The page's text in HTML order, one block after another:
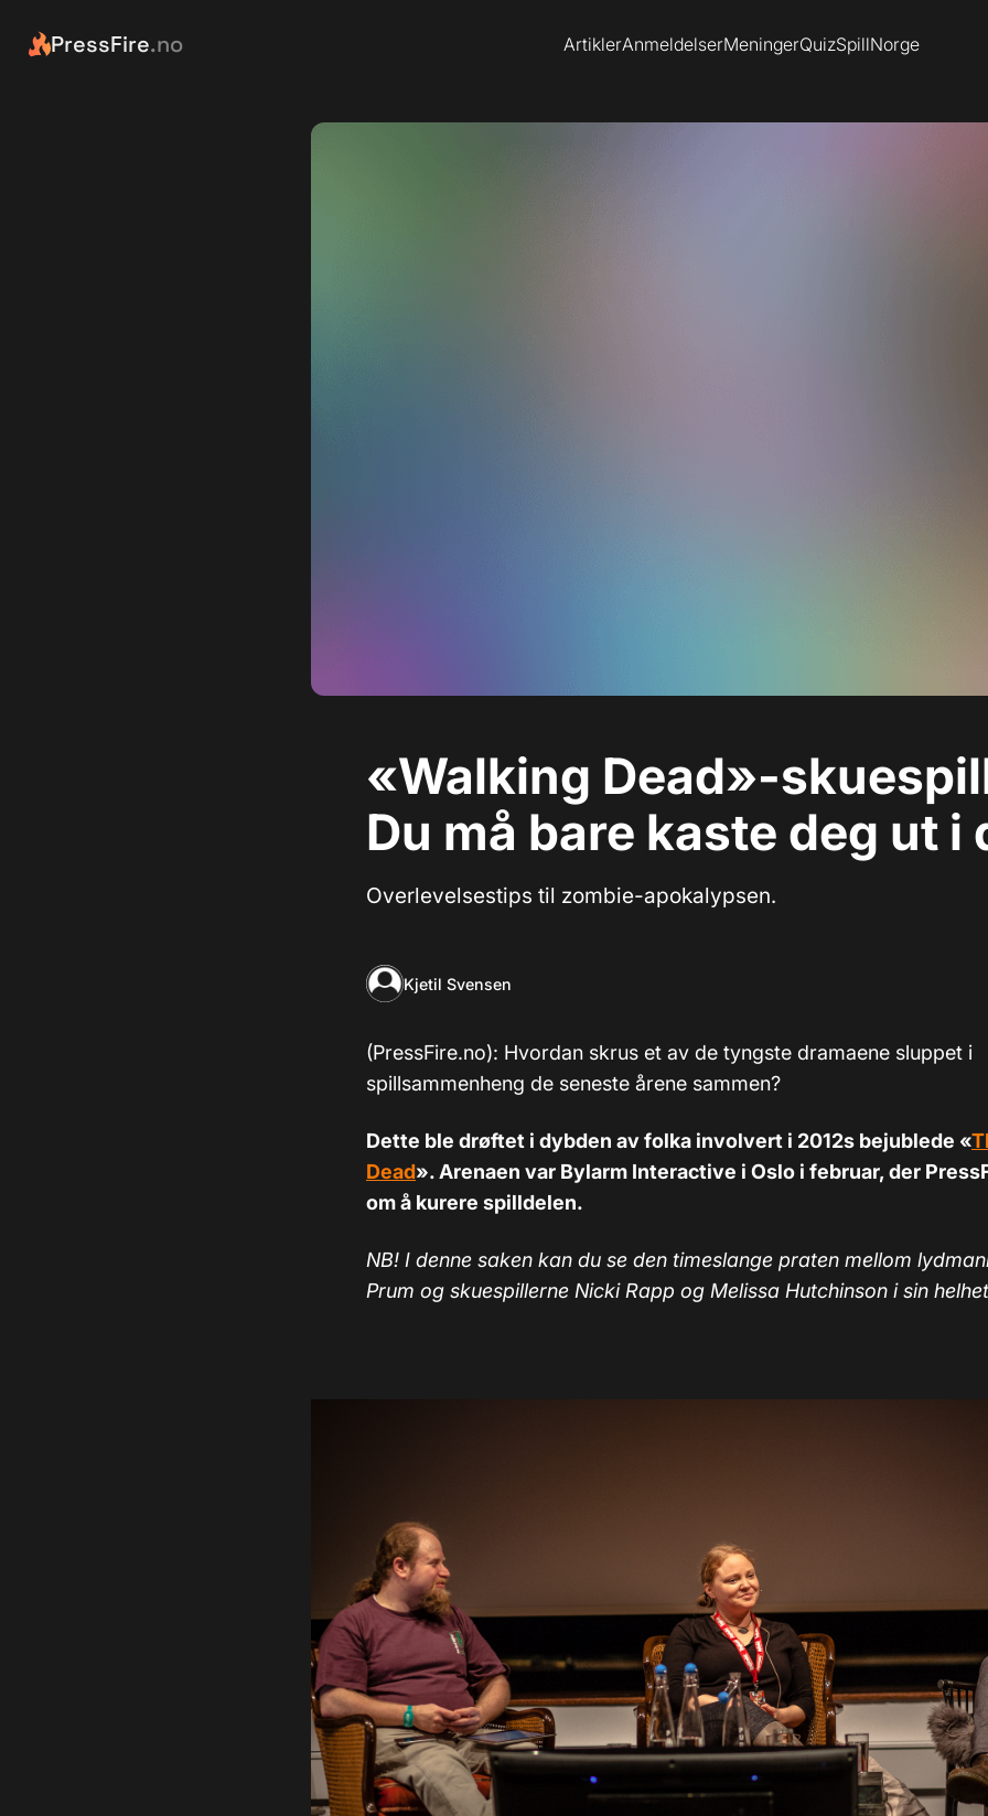
PressFire.no ArtiklerAnmeldelserMeningerQuizSpillNorge
«Walking Dead»-
Du må bare kaste deg ut i
Overlevelsestips til zombie-apokalypsen.
Kjetil Svensen
(PressFire.no): Hvordan skrus et av de tyngste dramaene sluppet i
spillsammenheng de seneste årene sammen?
Dette ble drøftet i dybden av folka involvert i 2012s bejublede «
Dead». Arenaen var Bylarm Interactive i Oslo i februar, der
om å kurere spilldelen.
NB! I denne saken kan du se den timeslange praten mellom
Prum og skuespillerne Nicki Rapp og Melissa Hutchinson i sin